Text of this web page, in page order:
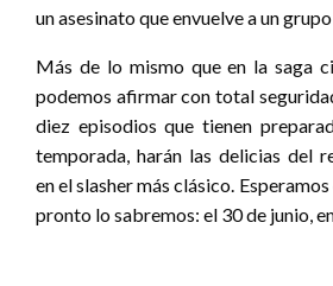
un asesinato que envuelve a un grupo
Más de lo mismo que en la saga
podemos afirmar con total
diez episodios que tienen
temporada, harán las delicias del
en el slasher más clásico.
pronto lo sabremos: el 30 de junio,